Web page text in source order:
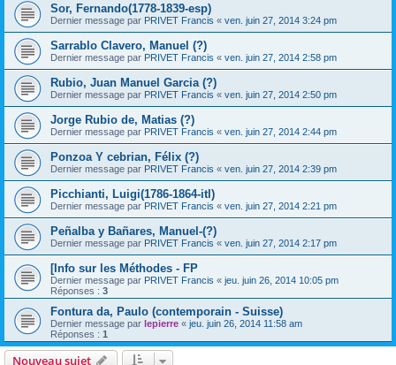
Sor, Fernando(1778-1839-esp)
Dernier message par PRIVET Francis « ven. juin 27, 2014 3:24 pm
Sarrablo Clavero, Manuel (?)
Dernier message par PRIVET Francis « ven. juin 27, 2014 2:58 pm
Rubio, Juan Manuel Garcia (?)
Dernier message par PRIVET Francis « ven. juin 27, 2014 2:50 pm
Jorge Rubio de, Matias (?)
Dernier message par PRIVET Francis « ven. juin 27, 2014 2:44 pm
Ponzoa Y cebrian, Félix (?)
Dernier message par PRIVET Francis « ven. juin 27, 2014 2:39 pm
Picchianti, Luigi(1786-1864-itl)
Dernier message par PRIVET Francis « ven. juin 27, 2014 2:21 pm
Peñalba y Bañares, Manuel-(?)
Dernier message par PRIVET Francis « ven. juin 27, 2014 2:17 pm
[Info sur les Méthodes - FP
Dernier message par PRIVET Francis « jeu. juin 26, 2014 10:05 pm
Réponses : 3
Fontura da, Paulo (contemporain - Suisse)
Dernier message par lepierre « jeu. juin 26, 2014 11:58 am
Réponses : 1
Nouveau sujet